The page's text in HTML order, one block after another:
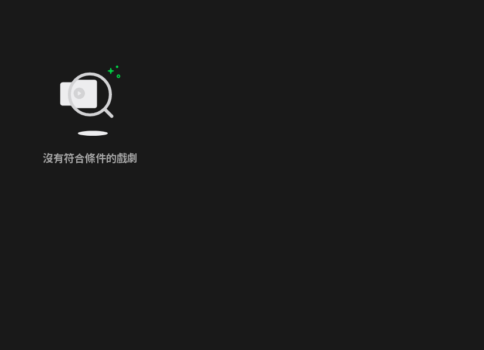
沒有符合條件的戲劇